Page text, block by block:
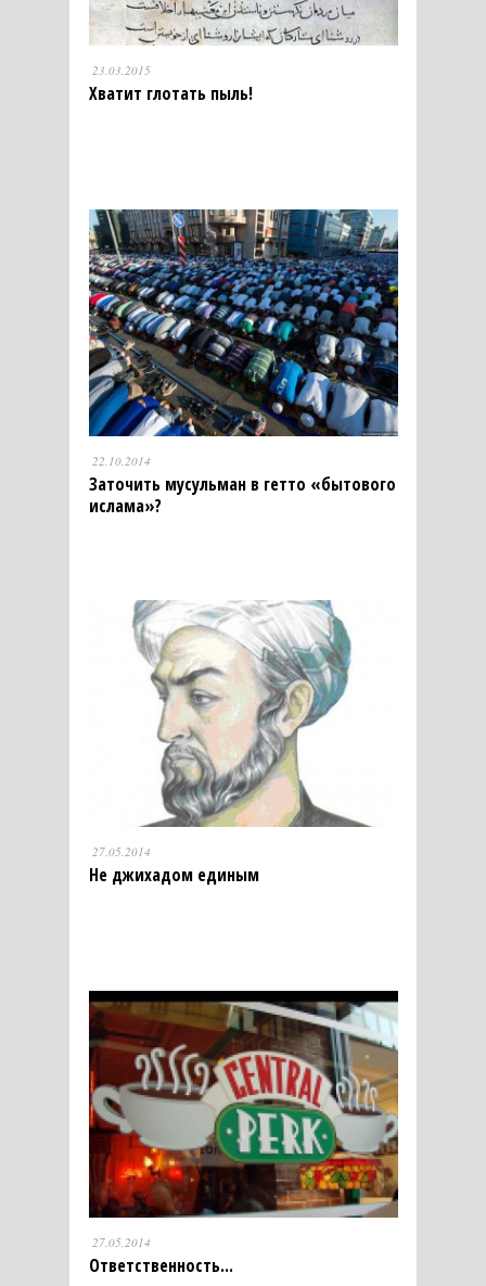
23.03.2015
Хватит глотать пыль!
22.10.2014
Заточить мусульман в гетто «бытового
ислама»?
27.05.2014
Не джихадом единым
27.05.2014
Ответственность...